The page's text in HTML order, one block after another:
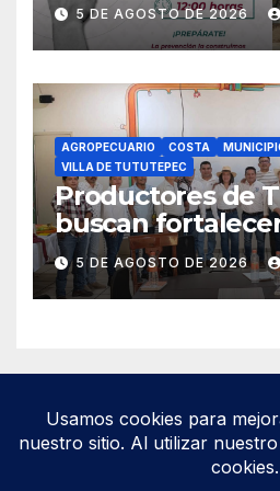
septiembre
5 DE AGOSTO DE 2026
AGROPECUARIO COSTA
VILLA DE TUTUTEPEC
Productores de
buscan
láctea regional
5 DE AGOSTO DE 2026